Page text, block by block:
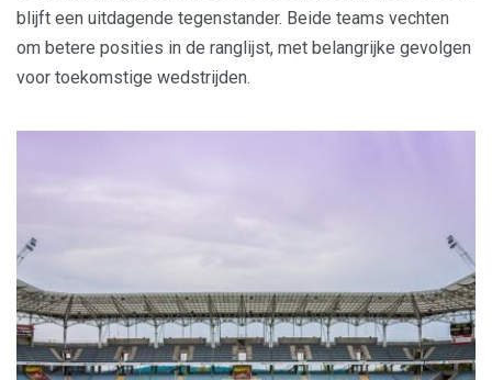
blijft een uitdagende tegenstander. Beide teams vechten
om betere posities in de ranglijst, met belangrijke gevolgen
voor toekomstige wedstrijden.